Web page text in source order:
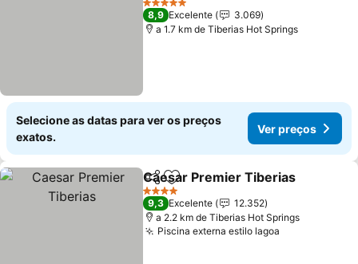
5 Estrelas
8,9 Excelente
3.069
a 1.7 km de Tiberias Hot Springs
Selecione as datas para ver os preços
exatos.
Ver preços
PartilharAdicionar aos favoritos
Caesar Premier Tiberias
4 Estrelas
9,3 Excelente
12.352
a 2.2 km de Tiberias Hot Springs
Piscina externa estilo lagoa